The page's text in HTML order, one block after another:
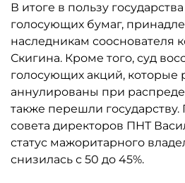
В итоге в пользу государства
голосующих бумаг,
наследникам сооснователя
Скигина. Кроме того, суд
голосующих акций, которые
аннулированы при
также перешли государству.
совета директоров ПНТ
статус мажоритарного
снизилась с 50 до 45%.